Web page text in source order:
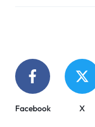
Facebook X